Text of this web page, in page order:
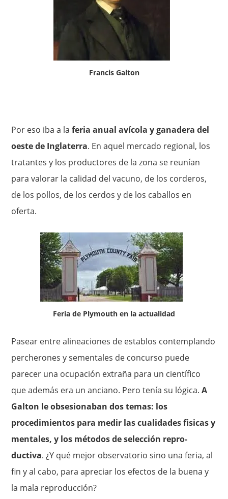
Francis Galton
Por eso iba a laferia anual avícola y ganadera del
oeste de In­glaterra. En aquel mercado regional, los
tratantes y los producto­res de la zona se reunían
para valorar la calidad del vacuno, de los corderos,
de los pollos, de los cerdos y de los caballos en
oferta.
Feria de Plymouth en la actualidad
Pasear entre alineaciones de establos contemplando
percherones y sementales de concurso puede
parecer una ocupación extraña para un científico
que además era un anciano. Pero tenía su lógica.A
Galton le obsesionaban dos temas: los
procedimientos para medir las cualidades fisicas y
mentales, y los métodos de selección repro­
ductiva. ¿Y qué mejor observatorio sino una feria, al
fin y al cabo, para apreciar los efectos de la buena y
la mala reproducción?